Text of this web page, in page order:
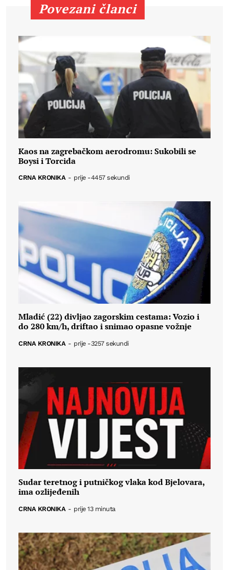
Povezani članci
Kaos na zagrebačkom aerodromu: Sukobili se
Boysi i Torcida
CRNA KRONIKA - prije -4457 sekundi
Mladić (22) divljao zagorskim cestama: Vozio i
do 280 km/h, driftao i snimao opasne vožnje
CRNA KRONIKA - prije -3257 sekundi
Sudar teretnog i putničkog vlaka kod Bjelovara,
ima ozlijeđenih
CRNA KRONIKA - prije 13 minuta